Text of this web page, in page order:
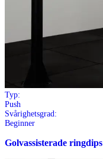
Typ:
Push
Svårighetsgrad:
Beginner
Golvassisterade ringdips